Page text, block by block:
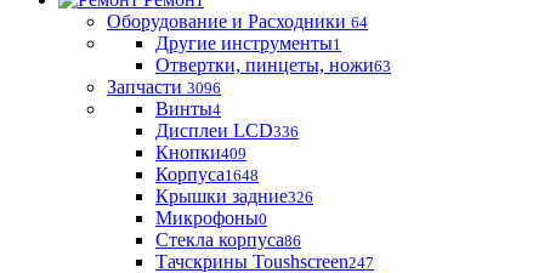
Оборудование и Расходники 64
Другие инструменты1
Отвертки, пинцеты, ножи63
Запчасти 3096
Винты4
Дисплеи LCD336
Кнопки409
Корпуса1648
Крышки задние326
Микрофоны0
Стекла корпуса86
Тачскрины Toushscreen247